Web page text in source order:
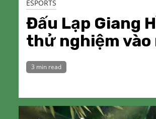
ESPORTS
Đấu Lạp Giang
thử nghiệm vào
3 min read